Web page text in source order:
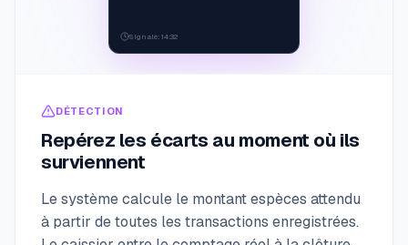
Signalé: 14:32
DÉTECTION
Repérez les écarts au moment où ils
surviennent
Le système calcule le montant espèces attendu
à partir de toutes les transactions enregistrées.